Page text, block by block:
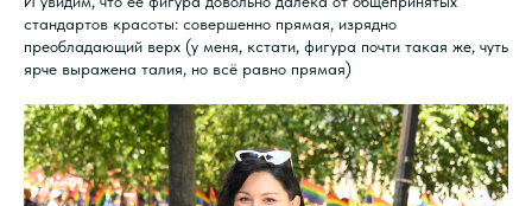
стандартов красоты: совершенно прямая, изрядно
преобладающий верх (у меня, кстати, фигура почти такая же, чуть
ярче выражена талия, но всё равно прямая)